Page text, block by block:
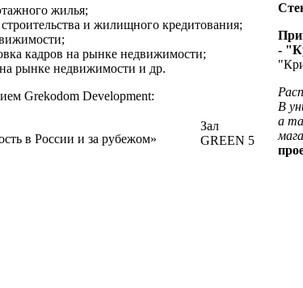
жилья;
и жилищного кредитования;
кадров на рынке недвижимости;
рынке недвижимости и др.
Grekodom Development:
в России и за рубежом»
Зал
GREEN 5
-
В
а